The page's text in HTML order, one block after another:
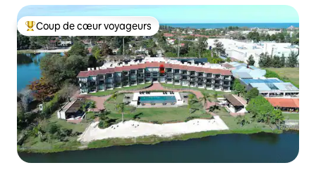
Coups de cœur voyageurs les plus appréciés
Coup de cœur voyageurs